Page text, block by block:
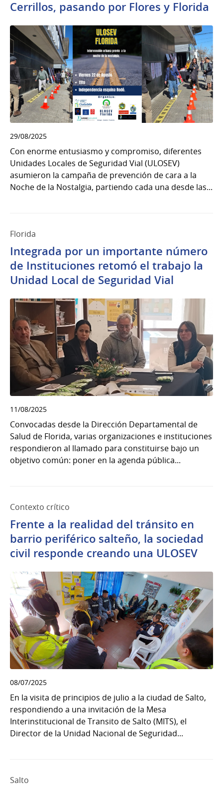
Cerrillos, pasando por Flores y Florida
29/08/2025
Con enorme entusiasmo y compromiso, diferentes
Unidades Locales de Seguridad Vial (ULOSEV)
asumieron la campaña de prevención de cara a la
Noche de la Nostalgia, partiendo cada una desde las...
Florida
Integrada por un importante número
de Instituciones retomó el trabajo la
Unidad Local de Seguridad Vial
11/08/2025
Convocadas desde la Dirección Departamental de
Salud de Florida, varias organizaciones e instituciones
respondieron al llamado para constituirse bajo un
objetivo común: poner en la agenda pública...
Contexto crítico
Frente a la realidad del tránsito en
barrio periférico salteño, la sociedad
civil responde creando una ULOSEV
08/07/2025
En la visita de principios de julio a la ciudad de Salto,
respondiendo a una invitación de la Mesa
Interinstitucional de Transito de Salto (MITS), el
Director de la Unidad Nacional de Seguridad...
Salto